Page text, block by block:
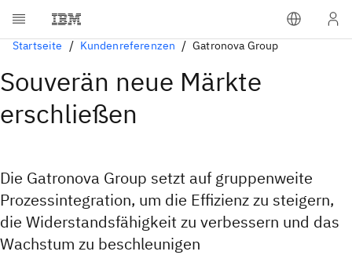
Startseite Kundenreferenzen Gatronova Group
Souverän neue Märkte
erschließen
Die Gatronova Group setzt auf gruppenweite
Prozessintegration, um die Effizienz zu steigern,
die Widerstandsfähigkeit zu verbessern und das
Wachstum zu beschleunigen